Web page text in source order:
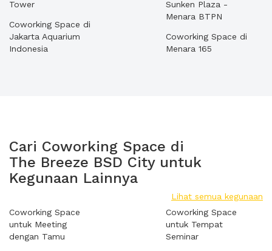
Tower
Coworking Space di
Jakarta Aquarium
Indonesia
Sunken Plaza -
Menara BTPN
Coworking Space di
Menara 165
Cari Coworking Space di
The Breeze BSD City untuk
Kegunaan Lainnya
Lihat semua kegunaan
Coworking Space
untuk Meeting
dengan Tamu
Coworking Space
untuk Tempat
Seminar